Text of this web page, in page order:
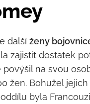
další ženy
zajistit dostatek
na svou
žen. Bohužel
byla